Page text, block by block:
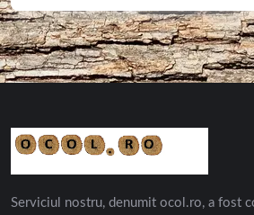
Serviciul nostru, denumit ocol.ro, a fost